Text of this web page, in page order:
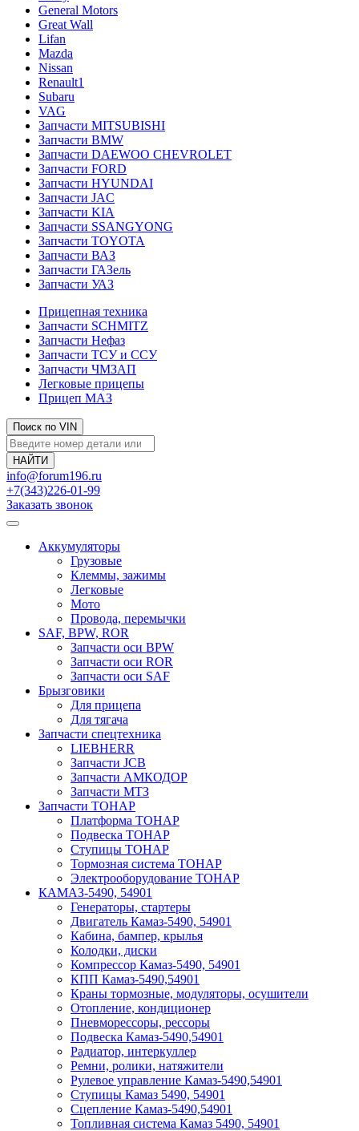
General Motors
Great Wall
Lifan
Mazda
Nissan
Renault1
Subaru
VAG
Запчасти MITSUBISHI
Запчасти BMW
Запчасти DAEWOO CHEVROLET
Запчасти FORD
Запчасти HYUNDAI
Запчасти JAC
Запчасти KIA
Запчасти SSANGYONG
Запчасти TOYOTA
Запчасти ВАЗ
Запчасти ГАЗель
Запчасти УАЗ
Прицепная техника
Запчасти SCHMITZ
Запчасти Нефаз
Запчасти ТСУ и ССУ
Запчасти ЧМЗАП
Легковые прицепы
Прицеп МАЗ
Поиск по VIN
info@forum196.ru
+7(343)226-01-99
Заказать звонок
Аккумуляторы
Грузовые
Клеммы, зажимы
Легковые
Мото
Провода, перемычки
SAF, BPW, ROR
Запчасти оси BPW
Запчасти оси ROR
Запчасти оси SAF
Брызговики
Для прицепа
Для тягача
Запчасти спецтехника
LIEBHERR
Запчасти JCB
Запчасти АМКОДОР
Запчасти МТЗ
Запчасти ТОНАР
Платформа ТОНАР
Подвеска ТОНАР
Ступицы ТОНАР
Тормозная система ТОНАР
Электрооборудование ТОНАР
КАМАЗ-5490, 54901
Генераторы, стартеры
Двигатель Камаз-5490, 54901
Кабина, бампер, крылья
Колодки, диски
Компрессор Камаз-5490, 54901
КПП Камаз-5490,54901
Краны тормозные, модуляторы, осушители
Отопление, кондиционер
Пневморессоры, рессоры
Подвеска Камаз-5490,54901
Радиатор, интеркуллер
Ремни, ролики, натяжители
Рулевое управление Камаз-5490,54901
Ступицы Камаз 5490, 54901
Сцепление Камаз-5490,54901
Топливная система Камаз 5490, 54901